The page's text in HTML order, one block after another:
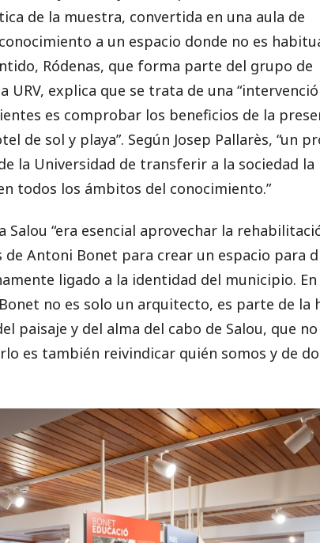
de la muestra, convertida en una aula de
a un espacio donde no es
Ródenas, que forma parte del grupo de
URV, explica que se trata de una
es comprobar los beneficios de la
de sol y playa”. Según Josep Pallarès, “un
la Universidad de transferir a la sociedad la
todos los ámbitos del conocimiento.”
Salou “era esencial aprovechar la
Antoni Bonet para crear un espacio para
ligado a la identidad del municipio. En
no es solo un arquitecto, es parte de la
paisaje y del alma del cabo de Salou, que no
es también reivindicar quién somos y de